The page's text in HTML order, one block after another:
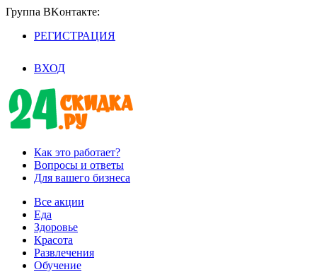
Группа BKoнтaктe:
РЕГИСТРАЦИЯ
ВХОД
Как это работает?
Вопросы и ответы
Для вашего бизнеса
Все акции
Еда
Здоровье
Красота
Развлечения
Обучение